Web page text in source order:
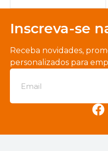
Inscreva-se
Receba novidades,
personalizados para